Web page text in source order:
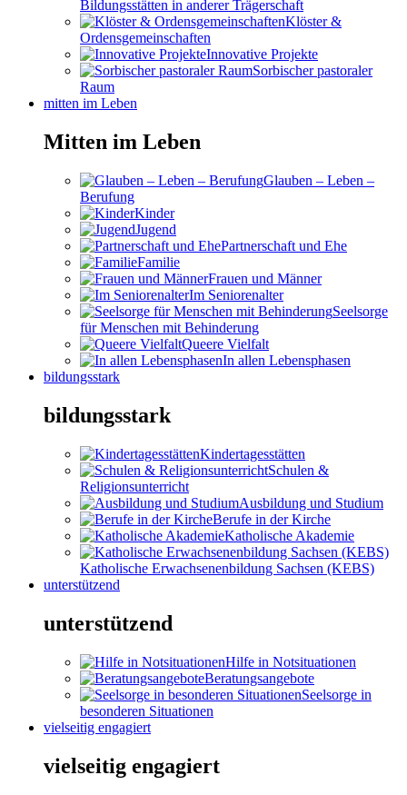
Bildungsstätten in anderer Trägerschaft
Klöster &
Ordensgemeinschaften
Innovative Projekte
Sorbischer pastoraler
Raum
mitten im Leben
Mitten im Leben
Glauben – Leben –
Berufung
Kinder
Jugend
Partnerschaft und Ehe
Familie
Frauen und Männer
Im Seniorenalter
Seelsorge
für Menschen mit Behinderung
Queere Vielfalt
In allen Lebensphasen
bildungsstark
bildungsstark
Kindertagesstätten
Schulen &
Religionsunterricht
Ausbildung und Studium
Berufe in der Kirche
Katholische Akademie
Katholische Erwachsenenbildung Sachsen (KEBS)
unterstützend
unterstützend
Hilfe in Notsituationen
Beratungsangebote
Seelsorge in
besonderen Situationen
vielseitig engagiert
vielseitig engagiert